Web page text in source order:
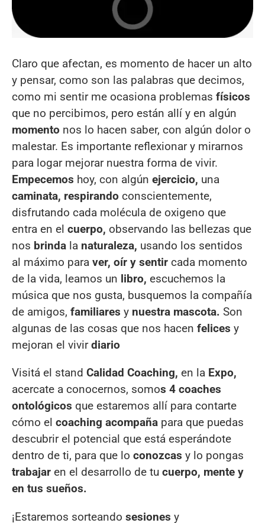
Claro que afectan, es momento de hacer un alto
y pensar, como son las palabras que decimos,
como mi sentir me ocasiona problemas físicos
que no percibimos, pero están allí y en algún
momento nos lo hacen saber, con algún dolor o
malestar. Es importante reflexionar y mirarnos
para logar mejorar nuestra forma de vivir.
Empecemos hoy, con algún ejercicio, una
caminata, respirando conscientemente,
disfrutando cada molécula de oxigeno que
entra en el cuerpo, observando las bellezas que
nos brinda la naturaleza, usando los sentidos
al máximo para ver, oír y sentir cada momento
de la vida, leamos un libro, escuchemos la
música que nos gusta, busquemos la compañía
de amigos, familiares y nuestra mascota. Son
algunas de las cosas que nos hacen felices y
mejoran el vivirdiario
Visitá el stand Calidad Coaching, en la Expo,
acercate a conocernos, somos 4 coaches
ontológicos que estaremos allí para contarte
cómo el coaching acompaña para que puedas
descubrir el potencial que está esperándote
dentro de ti, para que lo conozcas y lo pongas
trabajar en el desarrollo de tu cuerpo, mente y
en tus sueños.
¡Estaremos sorteando sesiones y